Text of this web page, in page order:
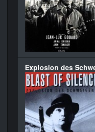
Explosion des